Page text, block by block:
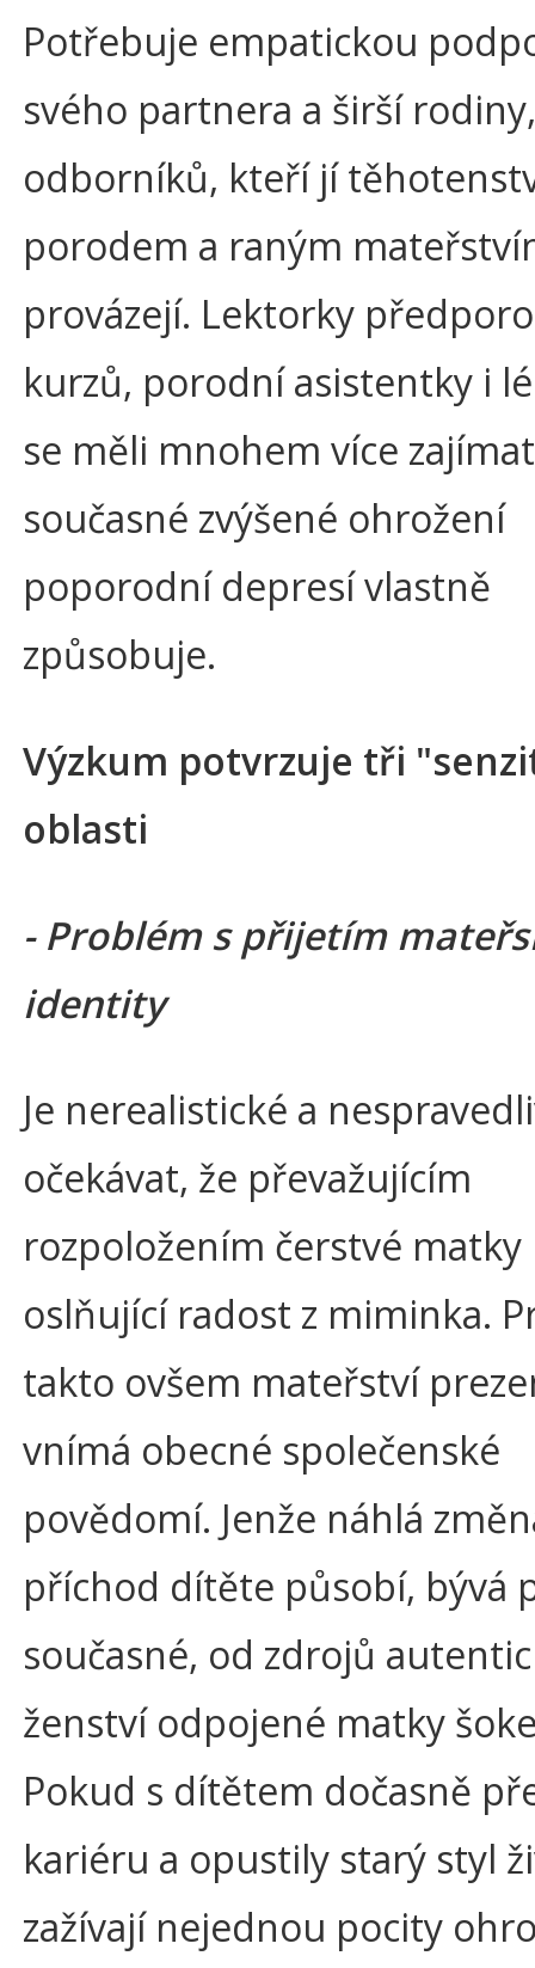
Potřebuje empatickou
svého partnera a širší
odborníků, kteří jí
porodem a raným
provázejí. Lektorky
kurzů, porodní asistentky i
se měli mnohem více
současné zvýšené ohrožení
poporodní depresí vlastně
způsobuje.
Výzkum potvrzuje tři
oblasti
- Problém s přijetím
identity
Je nerealistické a
očekávat, že převažujícím
rozpoložením čerstvé
oslňující radost z miminka.
takto ovšem mateřství
vnímá obecné společenské
povědomí. Jenže náhlá
příchod dítěte působí, bývá
současné, od zdrojů
ženství odpojené matky
Pokud s dítětem dočasně
kariéru a opustily starý styl
zažívají nejednou pocity